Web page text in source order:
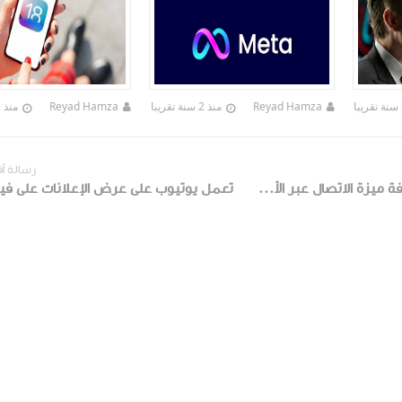
Reyad Hamza منذ 2 سنة تقريبا Reyad Hamza منذ 2 سنة تقريبا
تعتزم Oppo إضافة ميزة الاتصال عبر الأقمار الصناعية في هواتفها
رسالة